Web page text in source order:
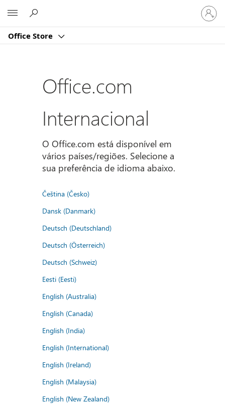
Office Store
Iniciar
sessão
na
Office.com
Internacional
O Office.com está disponível em
vários países/regiões. Selecione a
sua preferência de idioma abaixo.
Čeština (Česko)
Dansk (Danmark)
Deutsch (Deutschland)
Deutsch (Österreich)
Deutsch (Schweiz)
Eesti (Eesti)
English (Australia)
English (Canada)
English (India)
English (International)
English (Ireland)
English (Malaysia)
English (New Zealand)